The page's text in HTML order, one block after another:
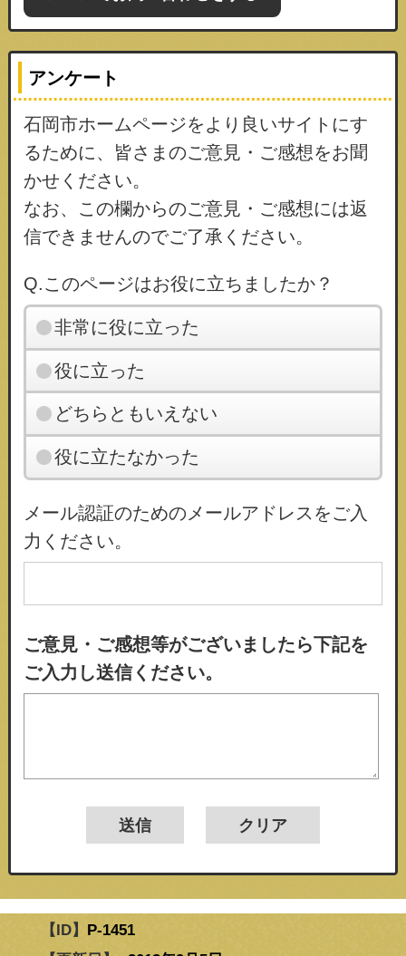
アンケート
石岡市ホームページをより良いサイトにす
るために、皆さまのご意見・ご感想をお聞
かせください。
なお、この欄からのご意見・ご感想には返
信できませんのでご了承ください。
Q.このページはお役に立ちましたか？
非常に役に立った
役に立った
どちらともいえない
役に立たなかった
メール認証のためのメールアドレスをご入
力ください。
ご意見・ご感想等がございましたら下記を
ご入力し送信ください。
【ID】
P-1451